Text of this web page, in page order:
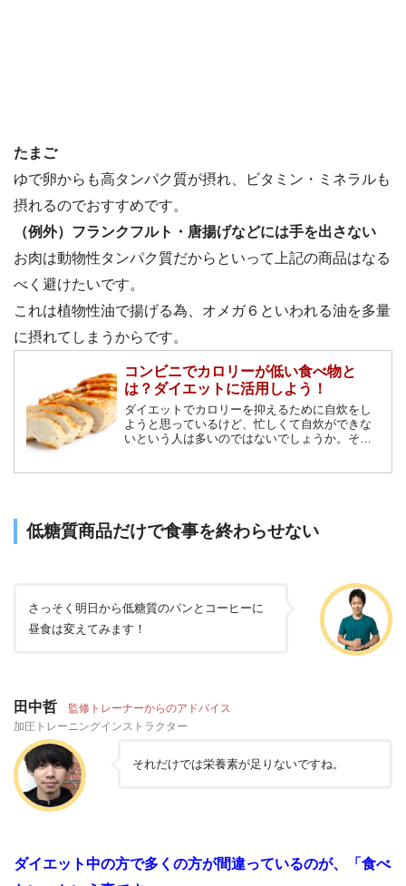
たまご
ゆで卵からも高タンパク質が摂れ、ビタミン・ミネラルも
摂れるのでおすすめです。
（例外）フランクフルト・唐揚げなどには手を出さない
お肉は動物性タンパク質だからといって上記の商品はなる
べく避けたいです。
これは植物性油で揚げる為、オメガ６といわれる油を多量
に摂れてしまうからです。
コンビニでカロリーが低い食べ物と
は？ダイエットに活用しよう！
ダイエットでカロリーを抑えるために自炊をし
ようと思っているけど、忙しくて自炊ができな
いという人は多いのではないでしょうか。そん
低糖質商品だけで食事を終わらせない
さっそく明日から低糖質のパンとコーヒーに
昼食は変えてみます！
田中哲 監修トレーナーからのアドバイス
加圧トレーニングインストラクター
それだけでは栄養素が足りないですね。
ダイエット中の方で多くの方が間違っているのが、「食べ